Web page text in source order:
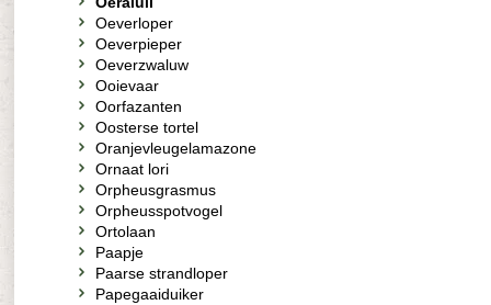
Oeverloper
Oeverpieper
Oeverzwaluw
Ooievaar
Oorfazanten
Oosterse tortel
Oranjevleugelamazone
Ornaat lori
Orpheusgrasmus
Orpheusspotvogel
Ortolaan
Paapje
Paarse strandloper
Papegaaiduiker